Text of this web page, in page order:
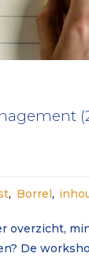
, Borrel,
overzicht,
De